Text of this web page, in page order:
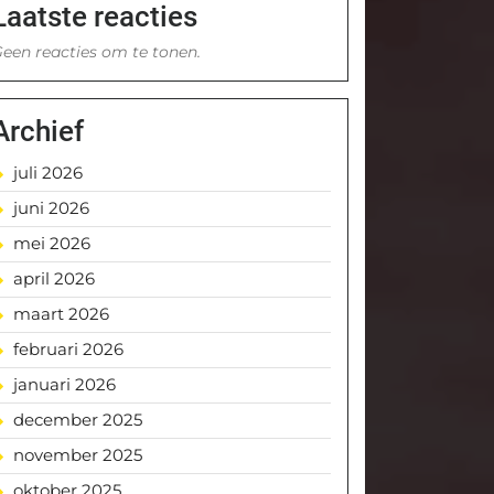
reacties
reacties om te tonen.
juli 2026
juni 2026
mei 2026
april 2026
maart 2026
februari 2026
januari 2026
december 2025
november 2025